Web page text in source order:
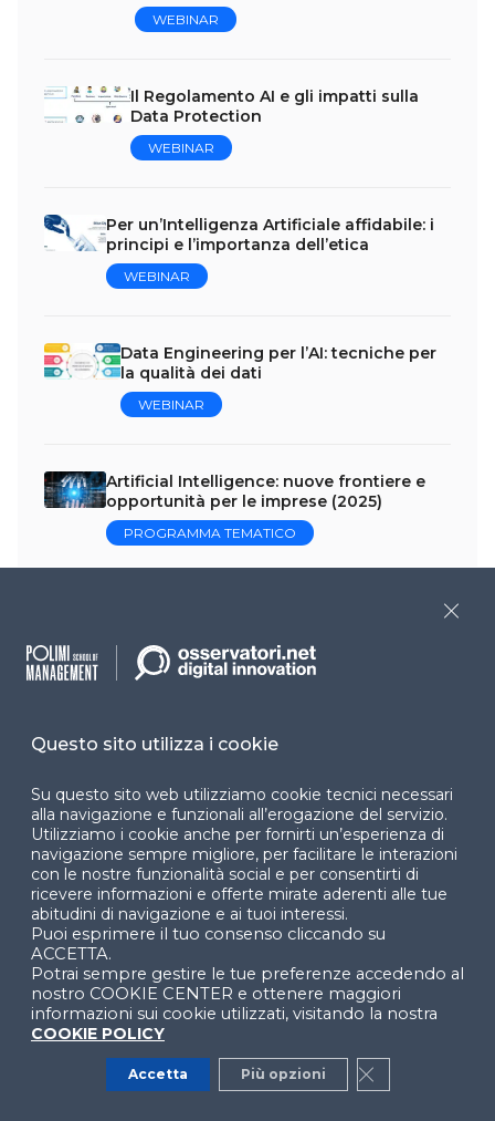
WEBINAR
Il Regolamento AI e gli impatti sulla
Data Protection
WEBINAR
Per un’Intelligenza Artificiale affidabile: i
principi e l’importanza dell’etica
WEBINAR
Data Engineering per l’AI: tecniche per
la qualità dei dati
WEBINAR
Artificial Intelligence: nuove frontiere e
opportunità per le imprese (2025)
PROGRAMMA TEMATICO
WEBINAR
Vedi tutti
Lascia un commento
Iscriviti Accedi
Questo sito utilizza i cookie
Su questo sito web utilizziamo cookie tecnici necessari
alla navigazione e funzionali all’erogazione del servizio.
Utilizziamo i cookie anche per fornirti un’esperienza di
navigazione sempre migliore, per facilitare le interazioni
con le nostre funzionalità social e per consentirti di
ricevere informazioni e offerte mirate aderenti alle tue
abitudini di navigazione e ai tuoi interessi.
Puoi esprimere il tuo consenso cliccando su
ACCETTA.
Potrai sempre gestire le tue preferenze accedendo al
nostro COOKIE CENTER e ottenere maggiori
informazioni sui cookie utilizzati, visitando la nostra
COOKIE POLICY
Accetta Più opzioni Close GDPR